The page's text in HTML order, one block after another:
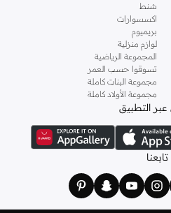
شنط
اكسسوارات
بريميوم
لوازم منزلية
المجموعة الرياضية
تسوقوا حسب العمر
مجموعة البنات كاملة
مجموعة الأولاد كاملة
التطبيق
تابعنا